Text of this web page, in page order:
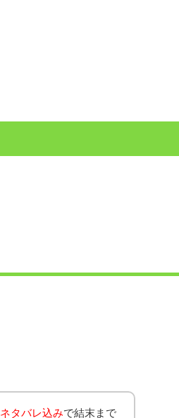
ネタバレ込みで結末まで